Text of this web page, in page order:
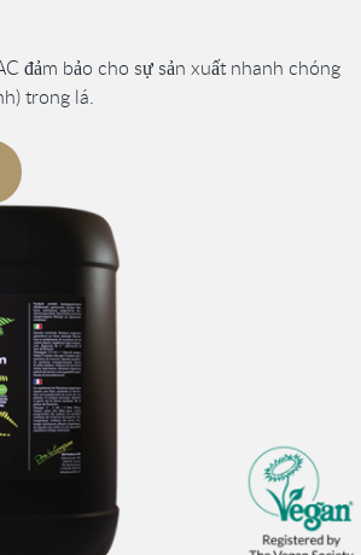
đảm bảo cho sự sản xuất nhanh chóng
trong lá.